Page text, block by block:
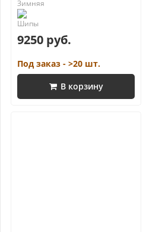
9250 руб.
Под заказ - >20 шт.
В корзину